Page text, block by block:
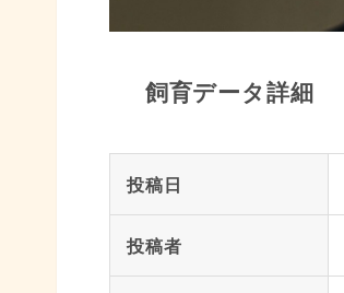
飼育データ詳細
投稿日
投稿者